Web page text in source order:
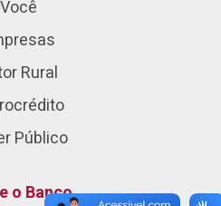
Você
Rural
Público
o Banco